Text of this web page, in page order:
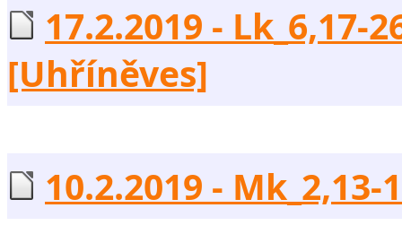
17.2.2019 - Lk_6,17-
[Uhříněves]
10.2.2019 -